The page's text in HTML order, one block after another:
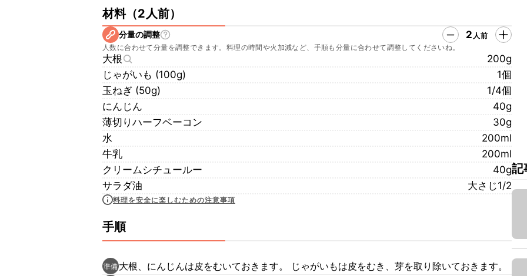
材料（2人前）
分量の調整 2 人前
人数に合わせて分量を調整できます。料理の時間や火加減など、手順も分量に合わせて調整してくださいね。
大根
200g
じゃがいも (100g)
1個
玉ねぎ (50g)
1/4個
にんじん
40g
薄切りハーフベーコン
30g
水
200ml
牛乳
200ml
クリームシチュールー
40g
サラダ油
大さじ1/2
料理を安全に楽しむための注意事項
手順
準備 大根、にんじんは皮をむいておきます。 じゃがいもは皮をむき、芽を取り除いておきます。
記